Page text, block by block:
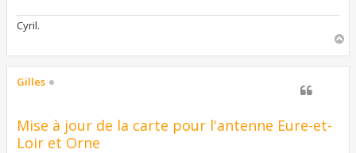
Cyril.
u
Gilles
Mise à jour de la carte pour l'antenne Eure-et-
Loir et Orne